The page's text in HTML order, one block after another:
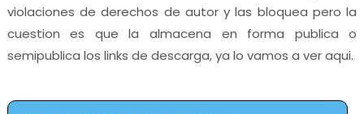
violaciones de derechos de autor y las bloquea pero la
cuestion es que la almacena en forma publica o
semipublica los links de descarga, ya lo vamos a ver aqui.